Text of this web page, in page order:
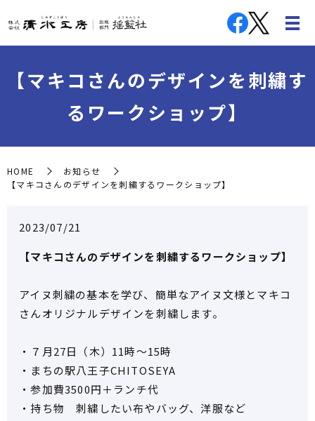
【マキコさんのデザインを刺繍す
るワークショップ】
HOME
お知らせ
【マキコさんのデザインを刺繍するワークショップ】
2023/07/21
【マキコさんのデザインを刺繍するワークショップ】
アイヌ刺繍の基本を学び、簡単なアイヌ文様とマキコ
さんオリジナルデザインを刺繍します。
・７月27日（木）11時～15時
・まちの駅八王子CHITOSEYA
・参加費3500円＋ランチ代
・持ち物 刺繍したい布やバッグ、洋服など